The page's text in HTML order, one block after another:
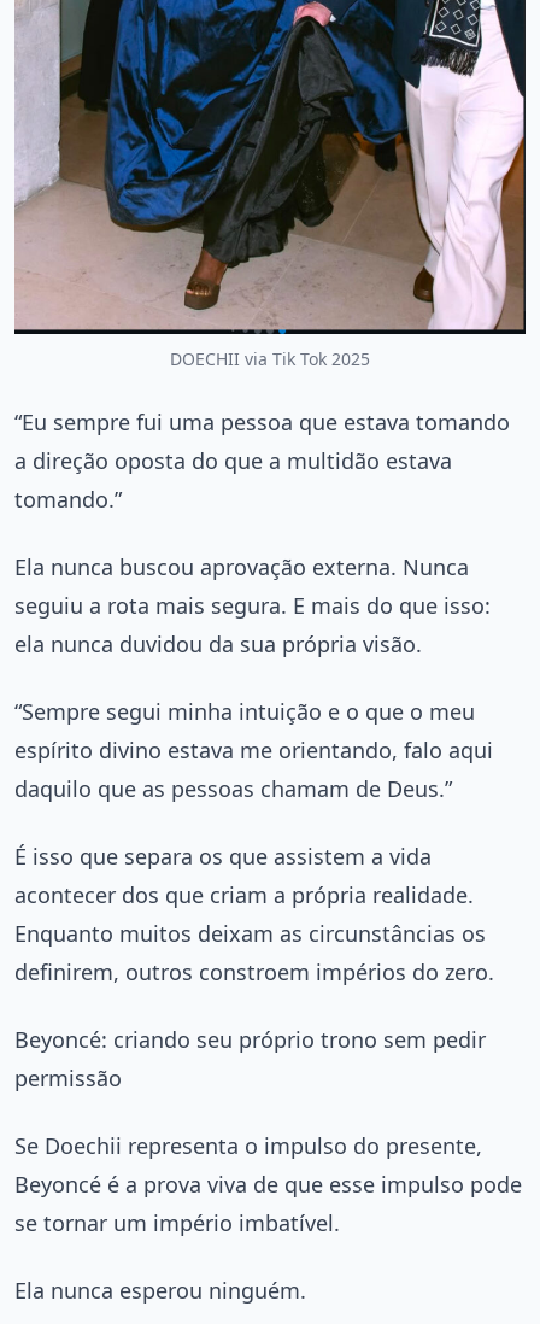
DOECHII via Tik Tok 2025
“Eu sempre fui uma pessoa que estava tomando
a direção oposta do que a multidão estava
tomando.”
Ela nunca buscou aprovação externa. Nunca
seguiu a rota mais segura. E mais do que isso:
ela nunca duvidou da sua própria visão.
“Sempre segui minha intuição e o que o meu
espírito divino estava me orientando, falo aqui
daquilo que as pessoas chamam de Deus.”
É isso que separa os que assistem a vida
acontecer dos que criam a própria realidade.
Enquanto muitos deixam as circunstâncias os
definirem, outros constroem impérios do zero.
Beyoncé: criando seu próprio trono sem pedir
permissão
Se Doechii representa o impulso do presente,
Beyoncé é a prova viva de que esse impulso pode
se tornar um império imbatível.
Ela nunca esperou ninguém.